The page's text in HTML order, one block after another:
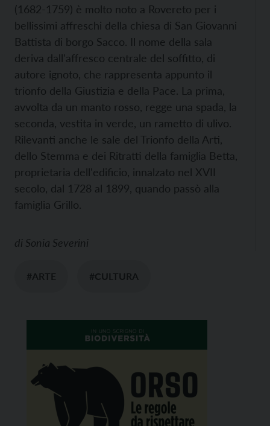
(1682-1759) è molto noto a Rovereto per i
bellissimi affreschi della chiesa di San Giovanni
Battista di borgo Sacco. Il nome della sala
deriva dall'affresco centrale del soffitto, di
autore ignoto, che rappresenta appunto il
trionfo della Giustizia e della Pace. La prima,
avvolta da un manto rosso, regge una spada, la
seconda, vestita in verde, un rametto di ulivo.
Rilevanti anche le sale del Trionfo della Arti,
dello Stemma e dei Ritratti della famiglia Betta,
proprietaria dell'edificio, innalzato nel XVII
secolo, dal 1728 al 1899, quando passò alla
famiglia Grillo.
di Sonia Severini
#ARTE #CULTURA